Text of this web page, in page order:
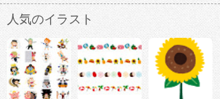
人気のイラスト